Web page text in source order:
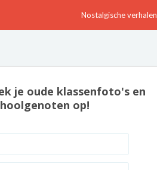
Nostalgische verhalen
je oude klassenfoto's en
op!